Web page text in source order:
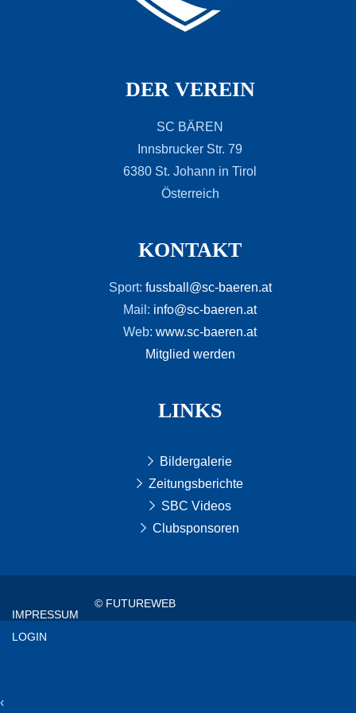
DER VEREIN
SC BÄREN
Innsbrucker Str. 79
6380 St. Johann in Tirol
Österreich
KONTAKT
Sport: fussball@sc-baeren.at
Mail: info@sc-baeren.at
Web: www.sc-baeren.at
Mitglied werden
LINKS
Bildergalerie
Zeitungsberichte
SBC Videos
Clubsponsoren
IMPRESSUM
LOGIN
© FUTUREWEB
‹